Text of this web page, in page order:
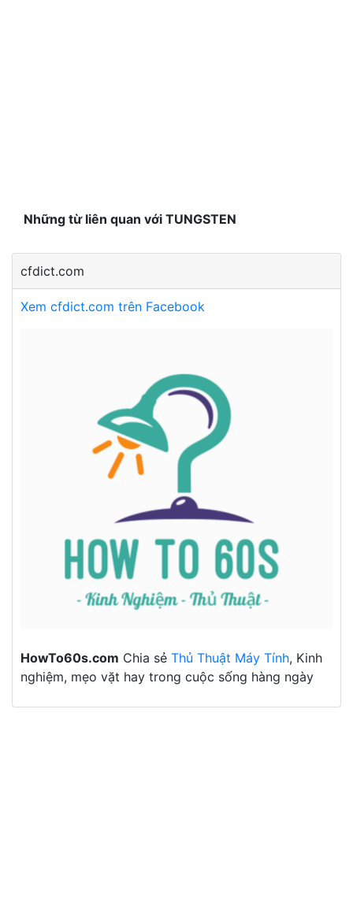
Những từ liên quan với TUNGSTEN
cfdict.com
Xem cfdict.com trên Facebook
HowTo60s.com Chia sẻ Thủ Thuật Máy Tính, Kinh
nghiệm, mẹo vặt hay trong cuộc sống hàng ngày